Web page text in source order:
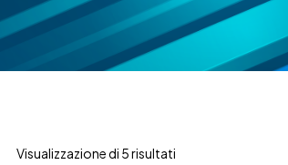
Visualizzazione di 5 risultati